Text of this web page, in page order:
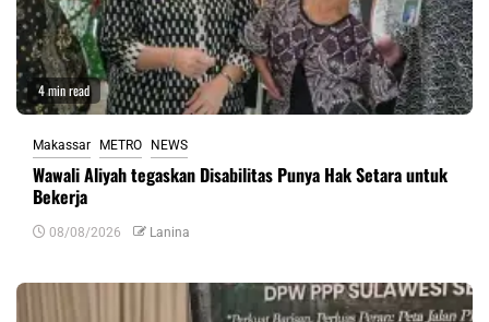
4 min read
Makassar METRO NEWS
Wawali Aliyah tegaskan Disabilitas Punya Hak Setara untuk
Bekerja
08/08/2026 Lanina